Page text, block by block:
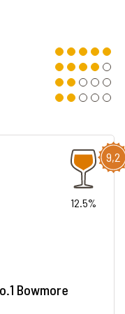
9,2
12.5%
Bowmore